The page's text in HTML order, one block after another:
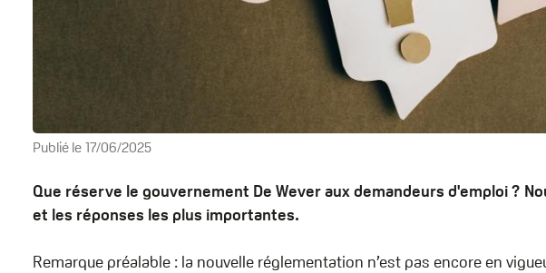
Publié le17/06/2025
Que réserve le gouvernement De Wever aux demandeurs d'emploi ?
et les réponses les plus importantes.
Remarque préalable : la nouvelle réglementation n’est pas encore en